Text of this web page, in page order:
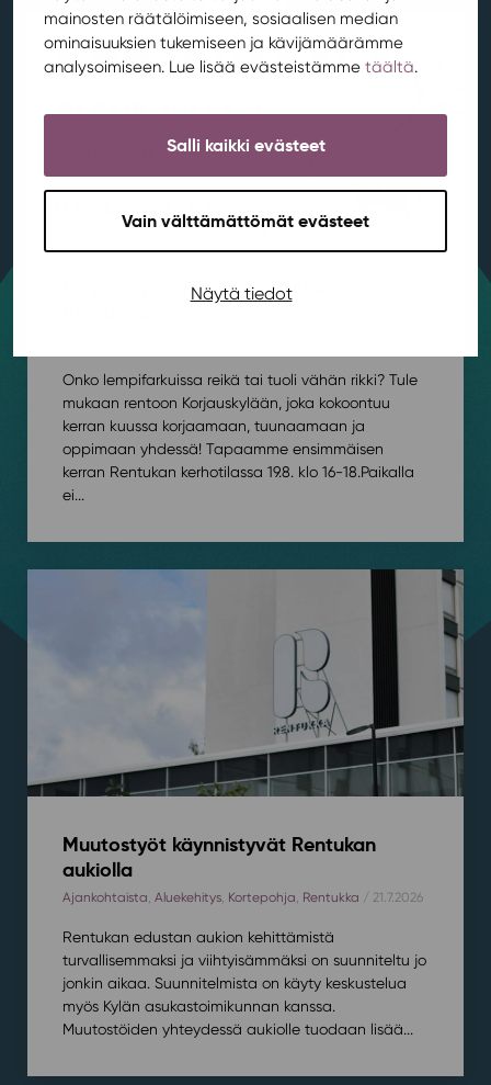
mainosten räätälöimiseen, sosiaalisen median
ominaisuuksien tukemiseen ja kävijämäärämme
analysoimiseen. Lue lisää evästeistämme täältä.
Salli kaikki evästeet
Vain välttämättömät evästeet
Näytä tiedot
Korjauskylä aloittaa elokuussa
Onko lempifarkuissa reikä tai tuoli vähän rikki? Tule
mukaan rentoon Korjauskylään, joka kokoontuu
kerran kuussa korjaamaan, tuunaamaan ja
oppimaan yhdessä! Tapaamme ensimmäisen
kerran Rentukan kerhotilassa 19.8. klo 16-18.⁠⁠Paikalla
ei...
Muutostyöt käynnistyvät Rentukan
aukiolla
Ajankohtaista Aluekehitys, Kortepohja Rentukka / 21.7.2026
Rentukan edustan aukion kehittämistä
turvallisemmaksi ja viihtyisämmäksi on suunniteltu jo
jonkin aikaa. Suunnitelmista on käyty keskustelua
myös Kylän asukastoimikunnan kanssa.
Muutostöiden yhteydessä aukiolle tuodaan lisää...